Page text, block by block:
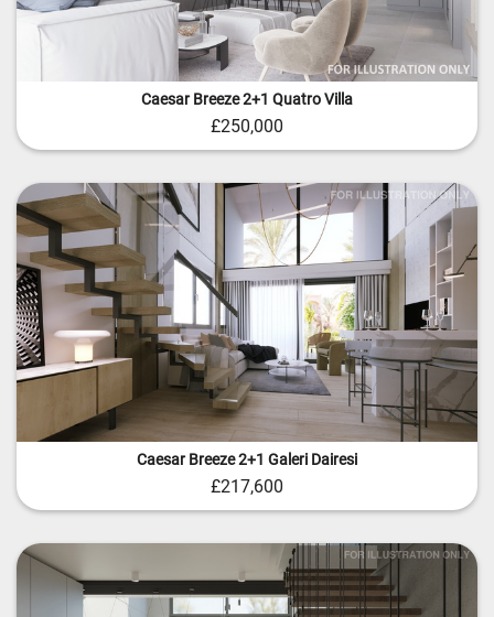
Caesar Breeze 2+1 Quatro Villa
£250,000
Caesar Breeze 2+1 Galeri Dairesi
£217,600